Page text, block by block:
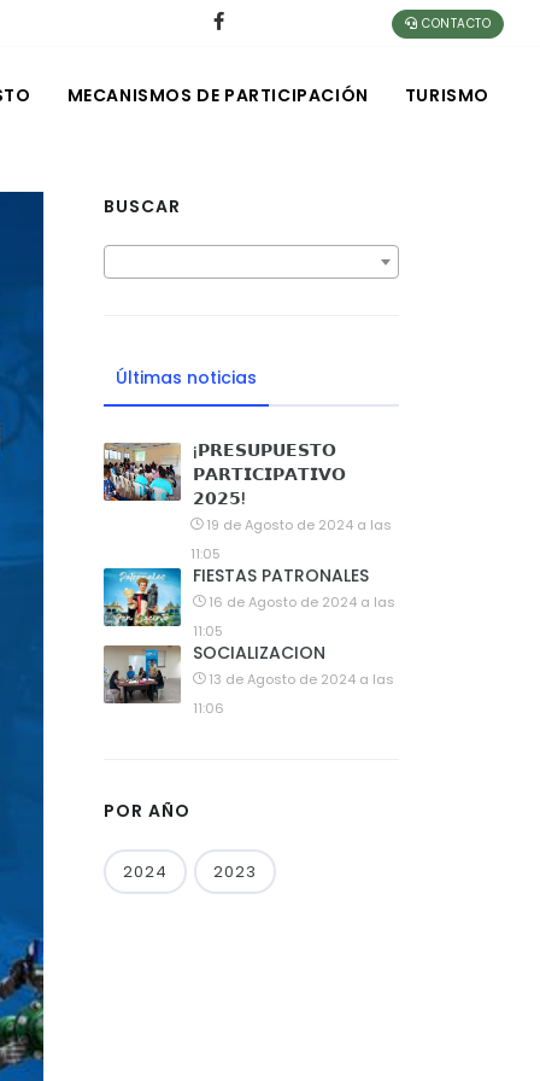
CONTACTO
MECANISMOS DE PARTICIPACIÓN TURISMO
BUSCAR
Últimas noticias
¡𝗣𝗥𝗘𝗦𝗨𝗣𝗨𝗘𝗦𝗧𝗢
𝗣𝗔𝗥𝗧𝗜𝗖𝗜𝗣𝗔𝗧𝗜𝗩𝗢
𝟮𝟬𝟮𝟱!
19 de Agosto de 2024 a las
11:05
FIESTAS PATRONALES
16 de Agosto de 2024 a las
11:05
SOCIALIZACION
13 de Agosto de 2024 a las
11:06
POR AÑO
2024 2023